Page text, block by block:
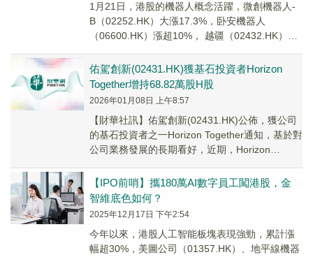
1月21日，港股的機器人概念活躍，微創機器人-
B（02252.HK）大漲17.3%，卧安機器人
（06600.HK）漲超10%， 越疆（02432.HK）漲
佑駕創新(02431.HK)獲基石投資者Horizon
Together增持68.82萬股H股
2026年01月08日 上午8:57
【財華社訊】佑駕創新(02431.HK)公佈，獲公司
的基石投資者之一Horizon Together通知，基於對
公司業務發展的長期看好，近期，Horizon
【IPO前哨】攜180萬AI數字員工闖港股，金
智維底色如何？
2025年12月17日 下午2:54
今年以來，港股人工智能板塊表現強勁，累計漲
幅超30%，美圖公司（01357.HK）、地平線機器